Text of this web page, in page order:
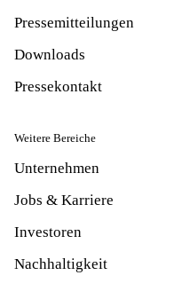
Pressemitteilungen
Downloads
Pressekontakt
Weitere Bereiche
Unternehmen
Jobs & Karriere
Investoren
Nachhaltigkeit